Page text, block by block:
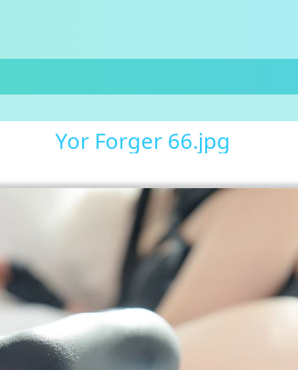
Yor Forger 66.jpg